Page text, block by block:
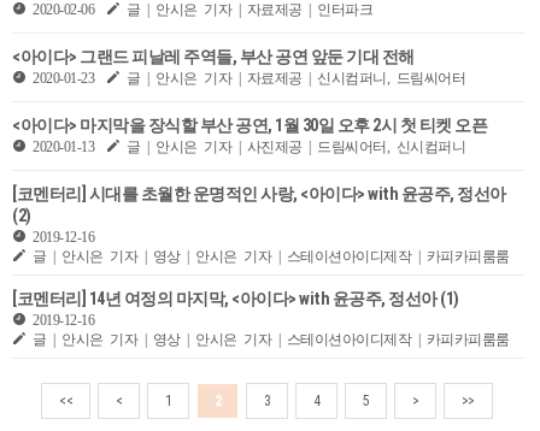
2020-02-06 글 | 안시은 기자 | 자료제공 | 인터파크
<아이다> 그랜드 피날레 주역들, 부산 공연 앞둔 기대 전해
2020-01-23 글 | 안시은 기자 | 자료제공 | 신시컴퍼니, 드림씨어터
<아이다> 마지막을 장식할 부산 공연, 1월 30일 오후 2시 첫 티켓 오픈
2020-01-13 글 | 안시은 기자 | 사진제공 | 드림씨어터, 신시컴퍼니
[코멘터리] 시대를 초월한 운명적인 사랑, <아이다> with 윤공주, 정선아
(2)
2019-12-16
글 | 안시은 기자 | 영상 | 안시은 기자 | 스테이션아이디제작 | 카피카피룸룸
[코멘터리] 14년 여정의 마지막, <아이다> with 윤공주, 정선아 (1)
2019-12-16
글 | 안시은 기자 | 영상 | 안시은 기자 | 스테이션아이디제작 | 카피카피룸룸
<< < 1 2 3 4 5 > >>